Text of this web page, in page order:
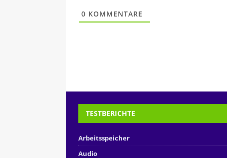
0 KOMMENTARE
TESTBERICHTE
Arbeitsspeicher
Audio